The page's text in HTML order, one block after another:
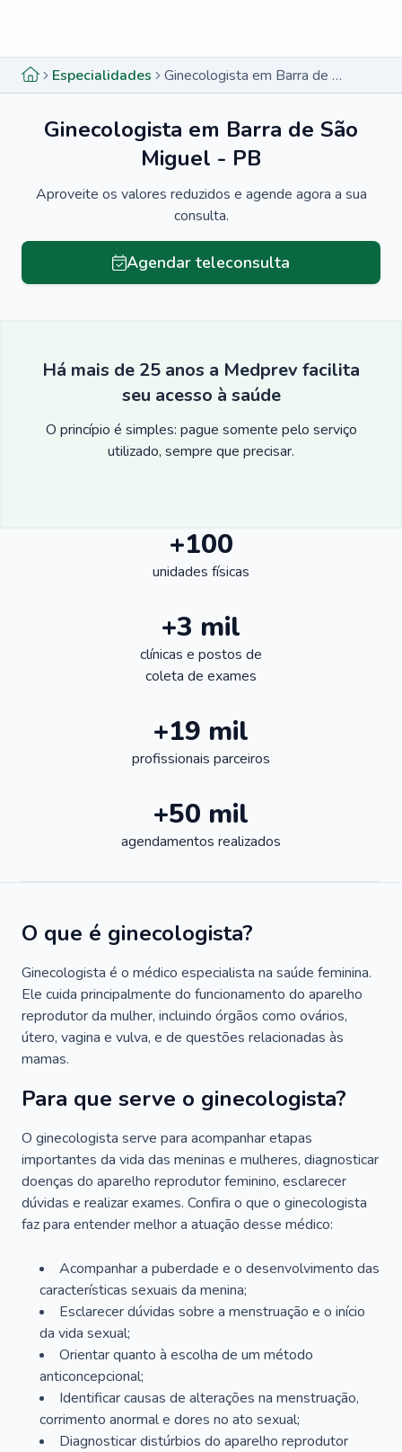
Especialidades Ginecologista em Barra de São Miguel - PB
Ginecologista em Barra de São
Miguel - PB
Aproveite os valores reduzidos e agende agora a sua
consulta.
Agendar teleconsulta
Há mais de 25 anos a Medprev facilita
seu acesso à saúde
O princípio é simples: pague somente pelo serviço
utilizado, sempre que precisar.
+100
unidades físicas
+3 mil
clínicas e postos de
coleta de exames
+19 mil
profissionais parceiros
+50 mil
agendamentos realizados
O que é ginecologista?
Ginecologista é o médico especialista na saúde feminina.
Ele cuida principalmente do funcionamento do aparelho
reprodutor da mulher, incluindo órgãos como ovários,
útero, vagina e vulva, e de questões relacionadas às
mamas.
Para que serve o ginecologista?
O ginecologista serve para acompanhar etapas
importantes da vida das meninas e mulheres, diagnosticar
doenças do aparelho reprodutor feminino, esclarecer
dúvidas e realizar exames. Confira o que o ginecologista
faz para entender melhor a atuação desse médico:
Acompanhar a puberdade e o desenvolvimento das
características sexuais da menina;
Esclarecer dúvidas sobre a menstruação e o início
da vida sexual;
Orientar quanto à escolha de um método
anticoncepcional;
Identificar causas de alterações na menstruação,
corrimento anormal e dores no ato sexual;
Diagnosticar distúrbios do aparelho reprodutor